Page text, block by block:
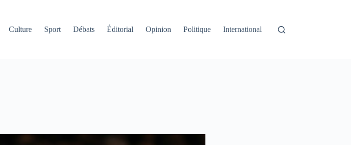
Culture Sport Débats Éditorial Opinion Politique International